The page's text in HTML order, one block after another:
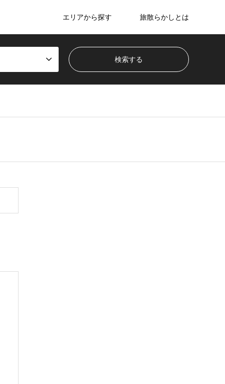
エリアから探す 旅散らかしとは